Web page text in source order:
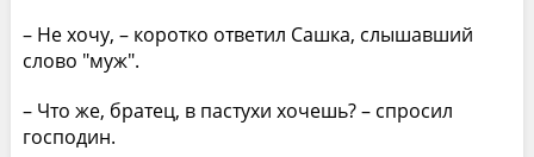
– Не хочу, – коротко ответил Сашка, слышавший
слово "муж".
– Что же, братец, в пастухи хочешь? – спросил
господин.